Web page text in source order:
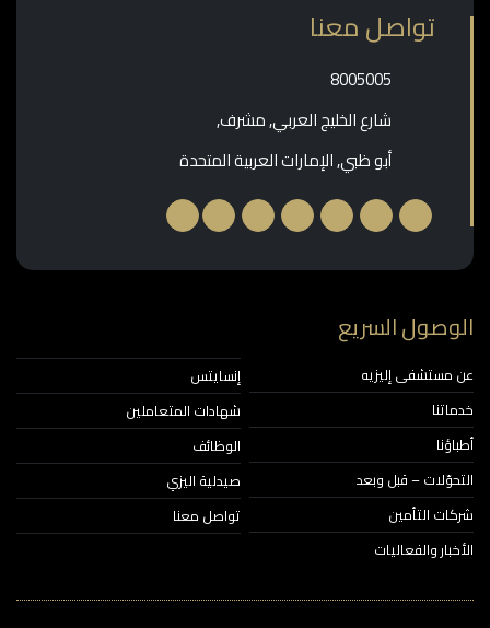
تواصل معنا
‎8005005‎
شارع الخليج العربي, مشرف,
أبو ظبي, الإمارات العربية المتحدة
السريع
إليزيه
– قبل وبعد
التأمين
والفعاليات
إنسايتس
شهادات المتعاملين
الوظائف
صيدلية اليزي
تواصل معنا